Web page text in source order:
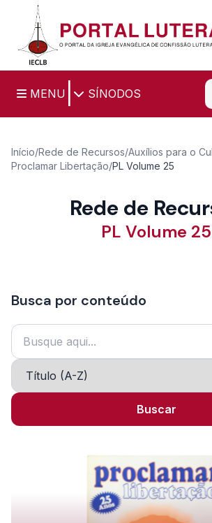
Ir para o conteúdo principal
MENU SÍNODOS
Início/Rede de Recursos/Auxílios para o
Proclamar Libertação/PL Volume 25
Rede de
PL Volume 25
Busca por conteúdo
Buscar